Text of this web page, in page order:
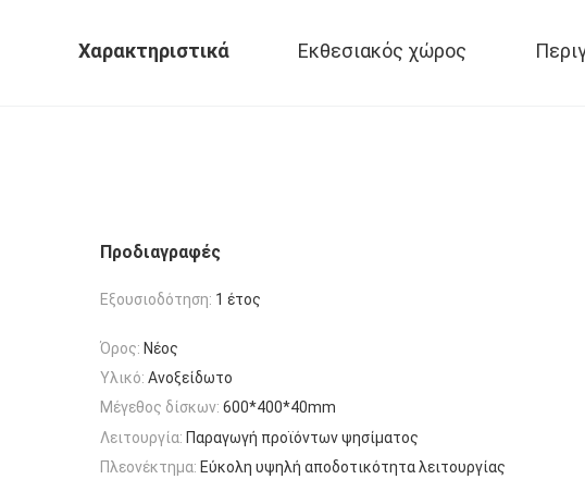
Χαρακτηριστικά Εκθεσιακός χώρος
Προδιαγραφές
Εξουσιοδότηση: 1 έτος
Όρος: Νέος
Υλικό: Ανοξείδωτο
Μέγεθος δίσκων: 600*400*40mm
Λειτουργία: Παραγωγή προϊόντων ψησίματος
Πλεονέκτημα: Εύκολη υψηλή αποδοτικότητα λειτουργίας